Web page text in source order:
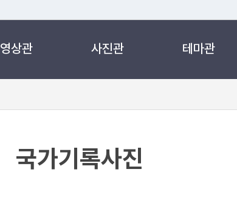
영상관 사진관 테마관
국가기록사진